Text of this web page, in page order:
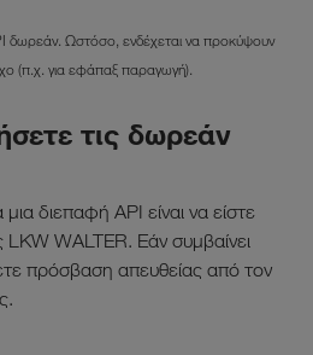
δωρεάν. Ωστόσο, ενδέχεται να προκύψουν
(π.χ. για εφάπαξ παραγωγή).
τις δωρεάν
διεπαφή API είναι να είστε
WALTER. Εάν συμβαίνει
πρόσβαση απευθείας από τον